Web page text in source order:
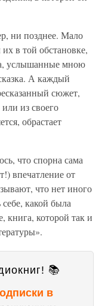
ни позднее. Мало
в той обстановке,
услышанные мною
А каждый
сюжет,
из своего
обрастает
что спорна сама
впечатление от
что нет иного
какой была
книга, которой так и
📚
в